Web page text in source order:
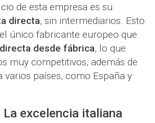
de esta empresa es su
directa, sin intermediarios. Esto
único fabricante europeo que
desde fábrica, lo que
muy competitivos, además de
varios países, como España y
excelencia italiana